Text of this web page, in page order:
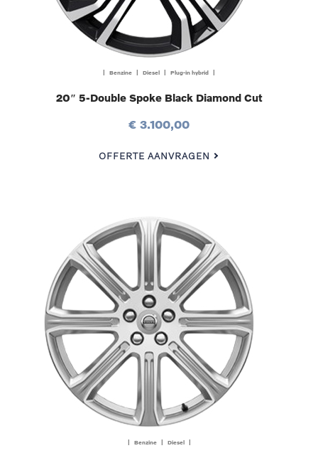
| Benzine | Diesel | Plug-in hybrid |
20″ 5-Double Spoke Black Diamond Cut
€ 3.100,00
OFFERTE AANVRAGEN
| Benzine | Diesel |